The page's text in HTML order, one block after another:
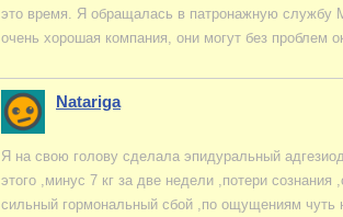
это время. Я обращалась в патронажную службу
очень хорошая компания, они могут без проблем
Natariga
Я на свою голову сделала эпидуральный
этого ,минус 7 кг за две недели ,потери
сильный гормональный сбой ,по ощущениям чуть